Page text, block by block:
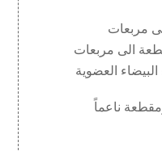
البيضاء العضوية